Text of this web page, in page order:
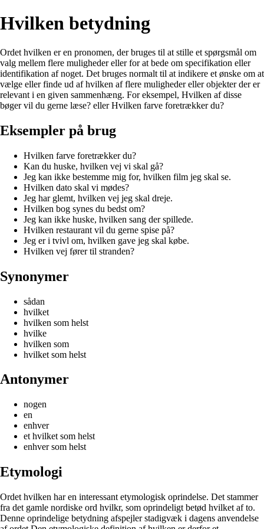
Hvilken betydning
Ordet hvilken er en pronomen, der bruges til at stille et spørgsmål om
valg mellem flere muligheder eller for at bede om specifikation eller
identifikation af noget. Det bruges normalt til at indikere et ønske om at
vælge eller finde ud af hvilken af ​​flere muligheder eller objekter der er
relevant i en given sammenhæng. For eksempel, Hvilken af ​​disse
bøger vil du gerne læse? eller Hvilken farve foretrækker du?
Eksempler på brug
Hvilken farve foretrækker du?
Kan du huske, hvilken vej vi skal gå?
Jeg kan ikke bestemme mig for, hvilken film jeg skal se.
Hvilken dato skal vi mødes?
Jeg har glemt, hvilken vej jeg skal dreje.
Hvilken bog synes du bedst om?
Jeg kan ikke huske, hvilken sang der spillede.
Hvilken restaurant vil du gerne spise på?
Jeg er i tvivl om, hvilken gave jeg skal købe.
Hvilken vej fører til stranden?
Synonymer
sådan
hvilket
hvilken som helst
hvilke
hvilken som
hvilket som helst
Antonymer
nogen
en
enhver
et hvilket som helst
enhver som helst
Etymologi
Ordet hvilken har en interessant etymologisk oprindelse. Det stammer
fra det gamle nordiske ord hvilkr, som oprindeligt betød hvilket af to.
Denne oprindelige betydning afspejler stadigvæk i dagens anvendelse